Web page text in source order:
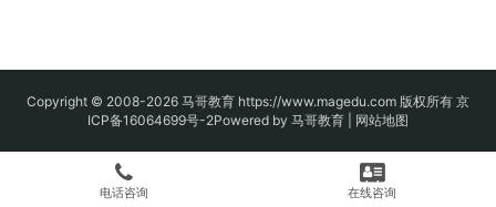
Copyright © 2008-2026 马哥教育 https://www.magedu.com 版权所有 京
ICP备16064699号-2Powered by 马哥教育 | 网站地图
电话咨询 在线咨询